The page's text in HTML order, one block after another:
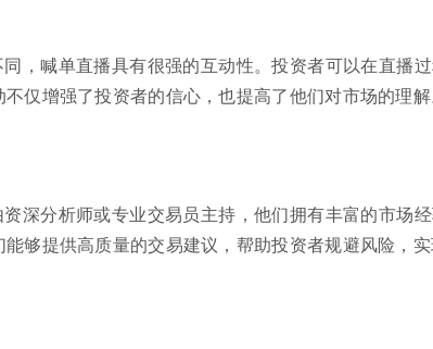
，喊单直播具有很强的互动性。投资者可以在直播
仅增强了投资者的信心，也提高了他们对市场的理解
深分析师或专业交易员主持，他们拥有丰富的市场
够提供高质量的交易建议，帮助投资者规避风险，实